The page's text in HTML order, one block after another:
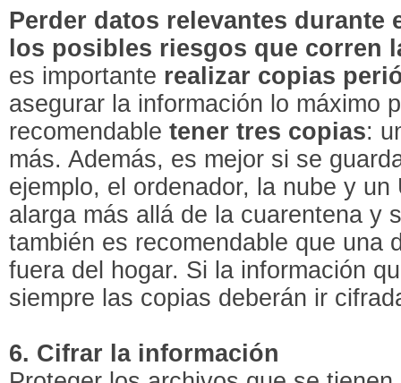
Perder datos relevantes durante
los posibles riesgos que corren
es importante realizar copias
asegurar la información lo máximo
recomendabletener tres copias:
más. Además, es mejor si se
ejemplo, el ordenador, la nube y
alarga más allá de la cuarentena y
también es recomendable que una
fuera del hogar. Si la información
siempre las copias deberán ir
6. Cifrar la información